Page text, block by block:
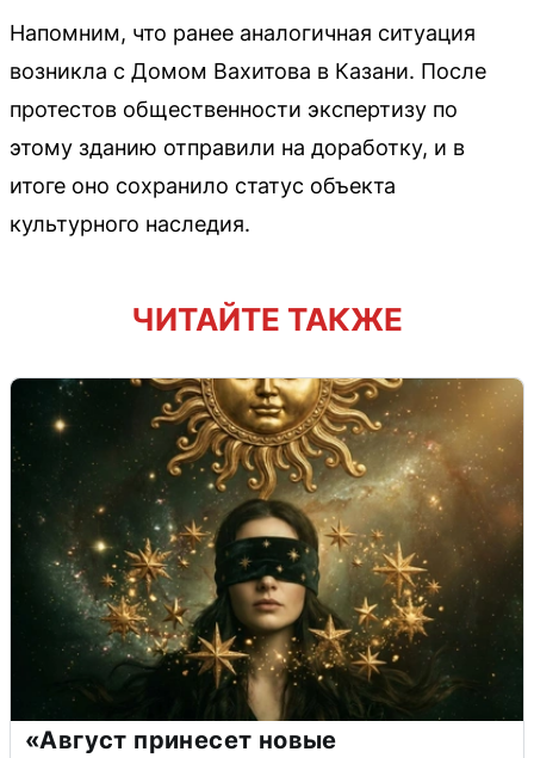
Напомним, что ранее аналогичная ситуация
возникла с Домом Вахитова в Казани. После
протестов общественности экспертизу по
этому зданию отправили на доработку, и в
итоге оно сохранило статус объекта
культурного наследия.
ЧИТАЙТЕ ТАКЖЕ
«Август принесет новые